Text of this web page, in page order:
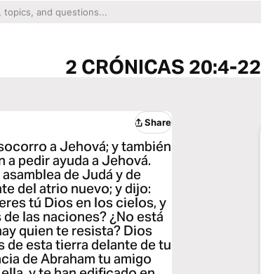
2 CRÓNICAS 20:4-22
Share
a Jehová; y también
pedir ayuda a Jehová.
de Judá y de
del atrio nuevo; y dijo:
tú Dios en los cielos, y
las naciones? ¿No está
quien te resista? Dios
de esta tierra delante de tu
de Abraham tu amigo